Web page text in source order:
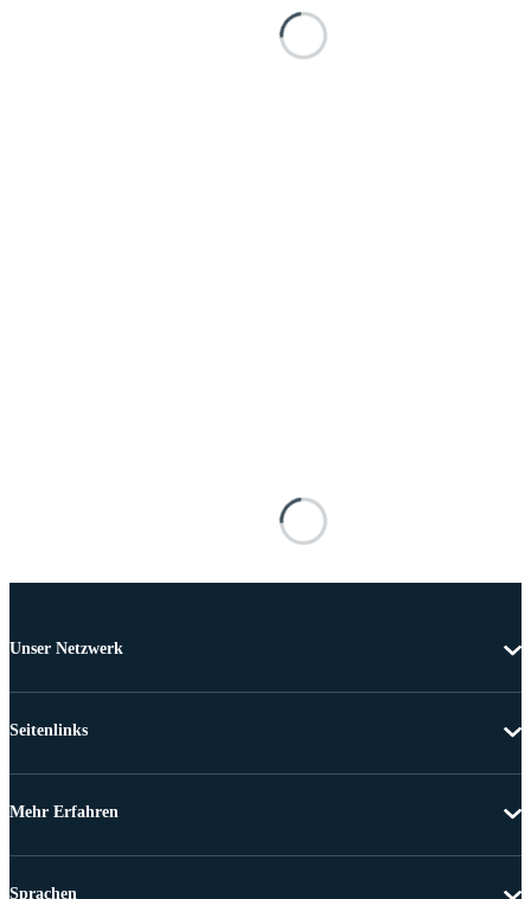
Unser Netzwerk
Seitenlinks
Mehr Erfahren
Sprachen